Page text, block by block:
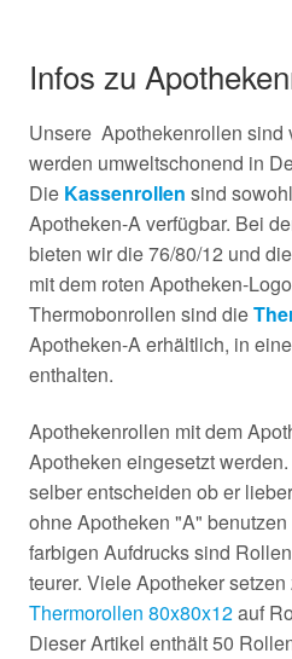
Infos zu
Unsere Apothekenrollen sind
werden umweltschonend in
Die Kassenrollen sind
Apotheken-A verfügbar. Bei
bieten wir die 76/80/12 und
mit dem roten Apotheken-
Thermobonrollen sind die
Apotheken-A erhältlich, in
enthalten.
Apothekenrollen mit dem
Apotheken eingesetzt
selber entscheiden ob er
ohne Apotheken "A"
farbigen Aufdrucks sind
teurer. Viele Apotheker
Thermorollen 80x80x12auf
Dieser Artikel enthält 50